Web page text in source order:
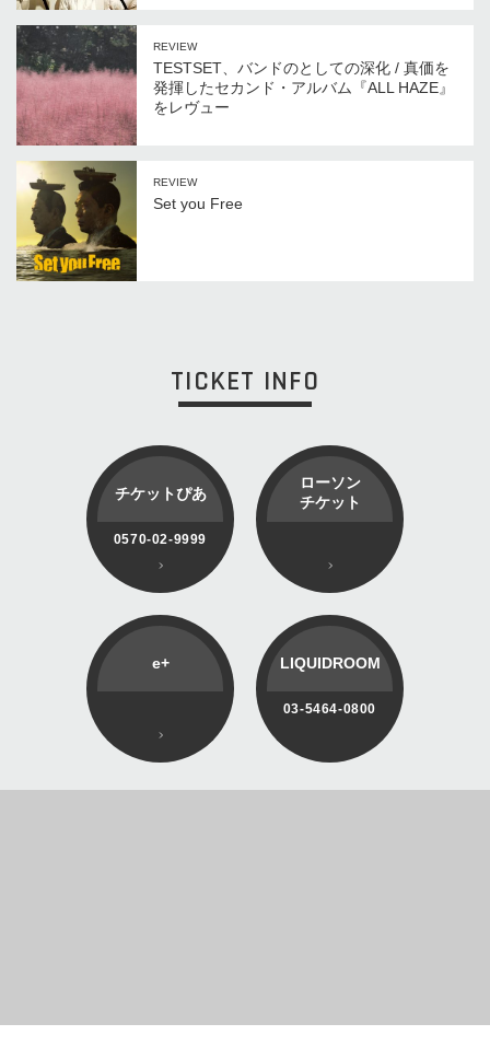
REVIEW
TESTSET、バンドのとしての深化 / 真価を
発揮したセカンド・アルバム『ALL HAZE』
をレヴュー
REVIEW
Set you Free
TICKET INFO
チケットぴあ
0570-02-9999
ローソン
チケット
e+ LIQUIDROOM
03-5464-0800